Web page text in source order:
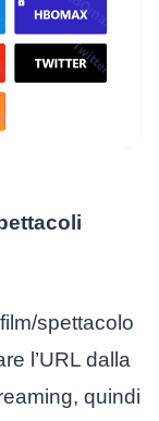
spettacolo
l’URL dalla
quindi